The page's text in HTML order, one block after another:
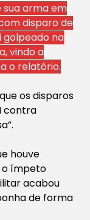
sua arma em
disparo de
golpeado na
vindo a
o relatório.
os disparos
contra
houve
o ímpeto
acabou
de forma